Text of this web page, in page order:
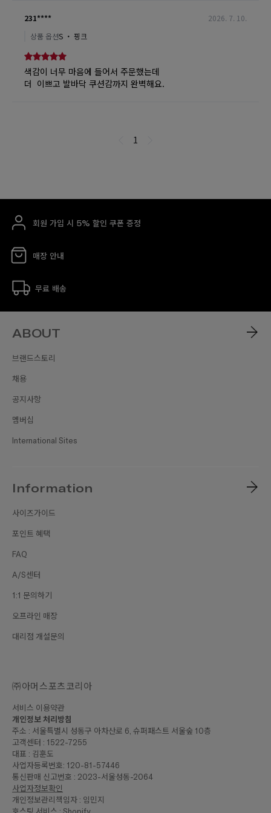
회원 가입 시 5% 할인 쿠폰 증정
매장 안내
무료 배송
ABOUT
브랜드스토리
채용
공지사항
멤버십
International Sites
Information
사이즈가이드
포인트 혜택
FAQ
A/S센터
1:1 문의하기
오프라인 매장
대리점 개설문의
㈜아머스포츠코리아
서비스 이용약관
개인정보 처리방침
주소 : 서울특별시 성동구 아차산로 6, 슈퍼패스트 서울숲 10층
고객센터 : 1522-7255
대표 : 김훈도
사업자등록번호: 120-81-57446
통신판매 신고번호 : 2023-서울성동-2064
사업자정보확인
개인정보관리책임자 : 임민지